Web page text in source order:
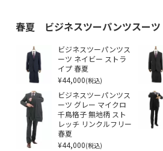
春夏 ビジネスツーパンツスーツ
ビジネスツーパンツス
ーツ ネイビー ストラ
イプ 春夏
¥44,000(税込)
ビジネスツーパンツス
ーツ グレー マイクロ
千鳥格子 無地柄 スト
レッチ リンクルフリー
春夏
¥44,000(税込)